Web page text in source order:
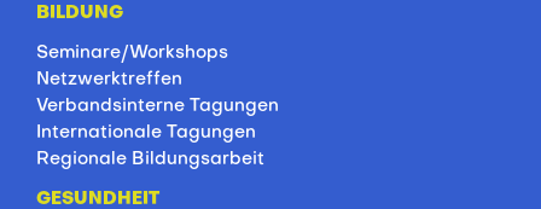
BILDUNG
Seminare/Workshops
Netzwerktreffen
Verbandsinterne Tagungen
Internationale Tagungen
Regionale Bildungsarbeit
GESUNDHEIT